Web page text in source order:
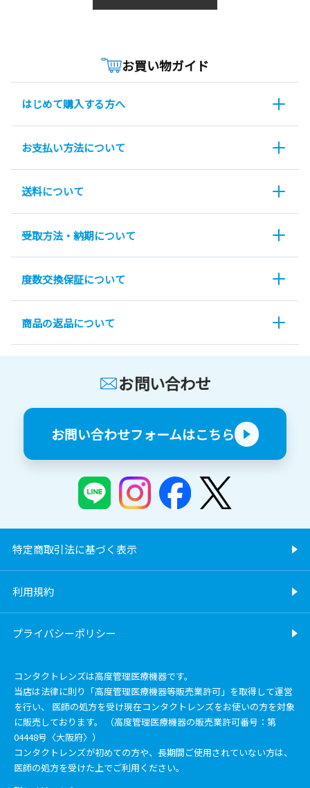
お買い物ガイド
はじめて購入する方へ
お支払い方法について
送料について
受取方法・納期について
度数交換保証について
商品の返品について
お問い合わせ
お問い合わせフォームはこちら
特定商取引法に基づく表示
利用規約
プライバシーポリシー
コンタクトレンズは高度管理医療機器です。
当店は法律に則り「高度管理医療機器等販売業許可」を取得して運営
を行い、 医師の処方を受け現在コンタクトレンズをお使いの方を対象
に販売しております。 （高度管理医療機器の販売業許可番号：第
04448号〈大阪府〉）
コンタクトレンズが初めての方や、長期間ご使用されていない方は、
医師の処方を受けた上でご利用ください。